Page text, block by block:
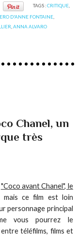
TAGS :CRITIQUE,
D'ANNE FONTAINE
,ANNA ALVARO
Chanel, un
très
"Coco avant Chanel", le
mais ce film est loin
personnage principal
vous pourrez le
téléfilms, films et